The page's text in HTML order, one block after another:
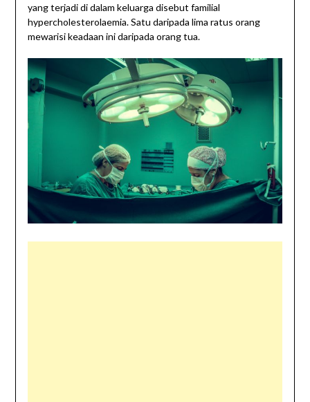
yang terjadi di dalam keluarga disebut familial
hypercholesterolaemia. Satu daripada lima ratus orang
mewarisi keadaan ini daripada orang tua.